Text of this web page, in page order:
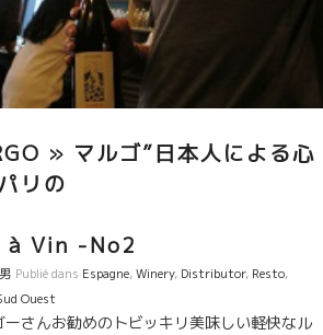
» マルゴ”日本人による心
リの
Vin -No2
Publié dans Espagne,Winery, Distributor, Resto,
Ouest
ーさんお勧めのトビッキリ美味しい軽快なル